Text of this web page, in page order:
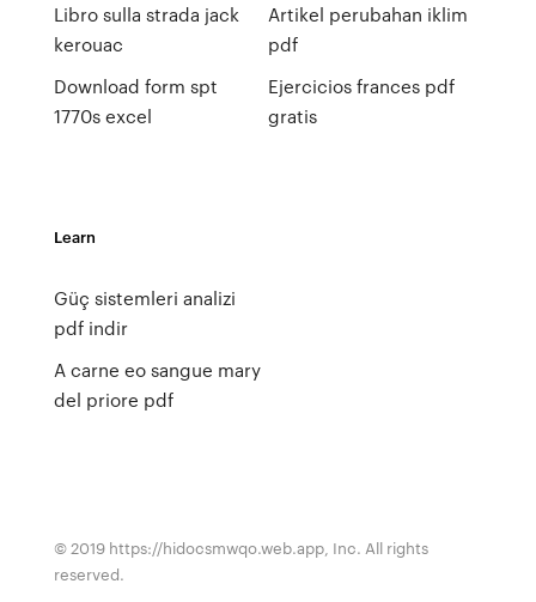
Libro sulla strada jack
kerouac
Download form spt
1770s excel
Artikel perubahan iklim
pdf
Ejercicios frances pdf
gratis
Learn
Güç sistemleri analizi
pdf indir
A carne eo sangue mary
del priore pdf
© 2019 https://hidocsmwqo.web.app, Inc. All rights
reserved.